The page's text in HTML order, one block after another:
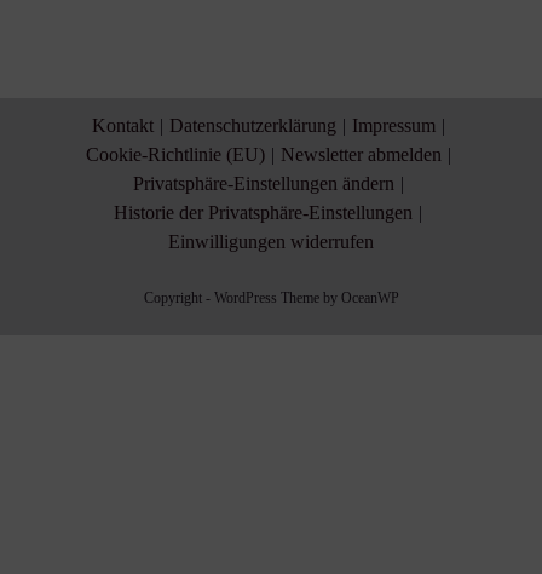
Kontakt Datenschutzerklärung
Impressum
Cookie-Richtlinie (EU)
Newsletter abmelden
Privatsphäre-Einstellungen ändern
Historie der Privatsphäre-Einstellungen
Einwilligungen widerrufen
Copyright - WordPress Theme by OceanWP